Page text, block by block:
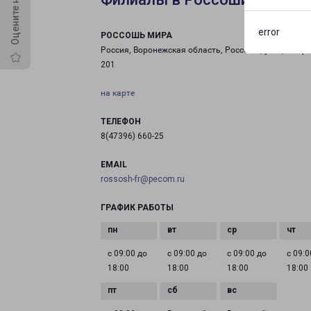
error
РОССОШЬ МИРА
Россия, Воронежская область, Россошь, улица Мира,
201
на карте
ТЕЛЕФОН
8(47396) 660-25
EMAIL
rossosh-fr@pecom.ru
ГРАФИК РАБОТЫ
с 09:00 до
18:00
с 09:00 до
18:00
с 09:00 до
18:00
с
18:00